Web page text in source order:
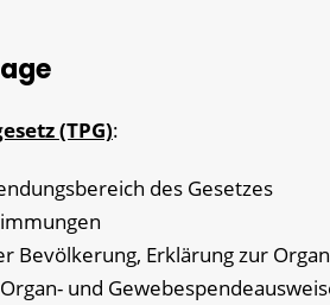
(TPG):
des Gesetzes
Bevölkerung, Erklärung zur
und